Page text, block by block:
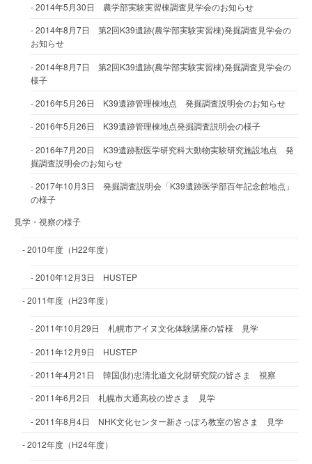
2014年5月30日 農学部実験実習棟調査見学会のお知らせ
2014年8月7日 第2回K39遺跡(農学部実験実習棟)発掘調査見学会の
お知らせ
2014年8月7日 第2回K39遺跡(農学部実験実習棟)発掘調査見学会の
様子
2016年5月26日 K39遺跡管理棟地点 発掘調査説明会のお知らせ
2016年5月26日 K39遺跡管理棟地点発掘調査説明会の様子
2016年7月20日 K39遺跡獣医学研究科大動物実験研究施設地点 発
掘調査説明会のお知らせ
2017年10月3日 発掘調査説明会「K39遺跡医学部百年記念館地点」
の様子
見学・視察の様子
2010年度（H22年度）
2010年12月3日 HUSTEP
2011年度（H23年度）
2011年10月29日 札幌市アイヌ文化体験講座の皆様 見学
2011年12月9日 HUSTEP
2011年4月21日 韓国(財)忠清北道文化財研究院の皆さま 視察
2011年6月2日 札幌市大通高校の皆さま 見学
2011年8月4日 NHK文化センター新さっぽろ教室の皆さま 見学
2012年度（H24年度）